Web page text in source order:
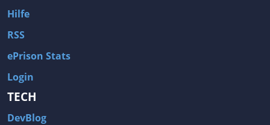
Hilfe
RSS
ePrison Stats
Login
TECH
DevBlog